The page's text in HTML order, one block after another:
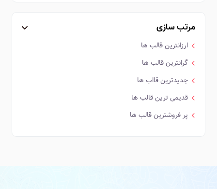
مرتب سازی
ارزانترین قالب ها
گرانترین قالب ها
جدیدترین قااب ها
قدیمی ترین قالب ها
پر فروشترین قالب ها